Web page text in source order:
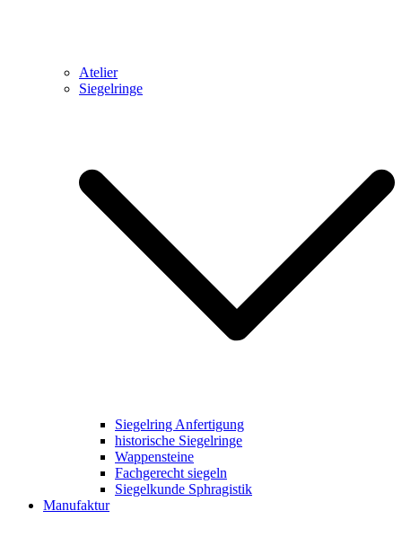
Atelier
Siegelringe
Siegelring Anfertigung
historische Siegelringe
Wappensteine
Fachgerecht siegeln
Siegelkunde Sphragistik
Manufaktur